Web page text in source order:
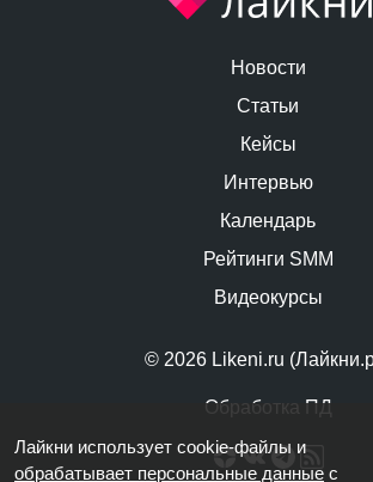
© 2026 Likeni.ru
Обработка ПД
Новости
Статьи
Кейсы
Интервью
Календарь
Рейтинги SMM
Видеокурсы
Лайкни использует cookie-файлы и
обрабатывает персональные данные с